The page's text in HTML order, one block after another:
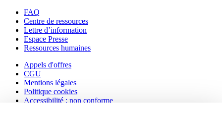
FAQ
Centre de ressources
Lettre d’information
Espace Presse
Ressources humaines
Appels d'offres
CGU
Mentions légales
Politique cookies
Accessibilité : non conforme